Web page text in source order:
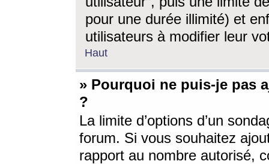
pour une durée illimité) et
utilisateurs à modifier leur
Haut
» Pourquoi ne puis-je pas
?
La limite d’options d’un
forum. Si vous souhaitez
rapport au nombre autorisé,